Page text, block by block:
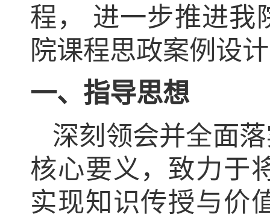
程， 进一步推进我
院课程思政案例设
一、指导思想
深刻领会并全面
核心要义，致力于
实现知识传授与价